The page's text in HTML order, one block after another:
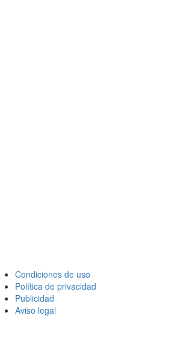
Condiciones de uso
Política de privacidad
Publicidad
Aviso legal